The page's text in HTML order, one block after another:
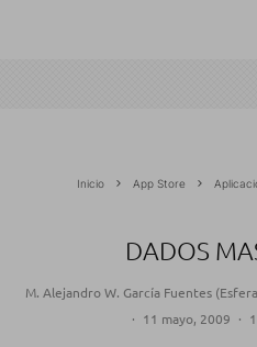
Inicio App Store
DADOS
M. Alejandro W. García Fuentes
· 11 mayo, 2009 ·